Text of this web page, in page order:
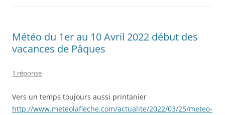
Météo du 1er au 10 Avril 2022 début des
vacances de Pâques
1 réponse
Vers un temps toujours aussi printanier
http://www.meteolafleche.com/actualite/2022/03/25/meteo-